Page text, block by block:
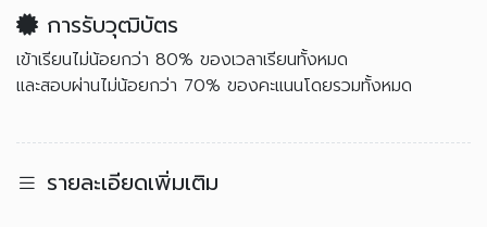
การรับวุฒิบัตร
เข้าเรียนไม่น้อยกว่า 80% ของเวลาเรียนทั้งหมด
และสอบผ่านไม่น้อยกว่า 70% ของคะแนนโดยรวมทั้งหมด
รายละเอียดเพิ่มเติม